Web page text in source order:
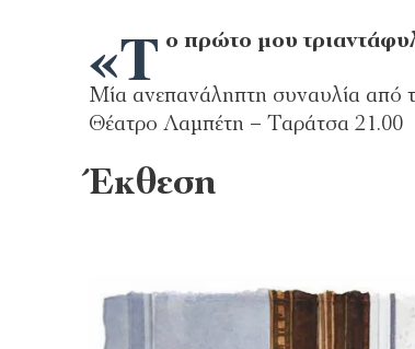
«Τ ο πρώτο μου
Μία ανεπανάληπτη συναυλία από
Θέατρο Λαμπέτη – Ταράτσα 21.00
Έκθεση